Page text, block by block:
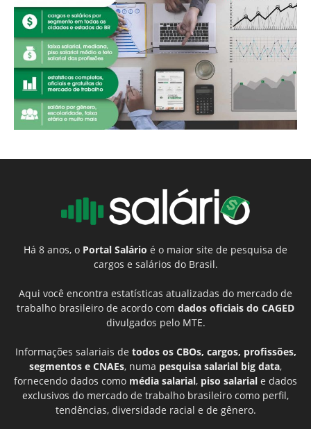
Há 8 anos, o Portal Salário é o maior site de pesquisa de
cargos e salários do Brasil.
Aqui você encontra estatísticas atualizadas do mercado de
trabalho brasileiro de acordo com dados oficiais do CAGED
divulgados pelo MTE.
Informações salariais de todos os CBOs, cargos, profissões,
segmentos e CNAEs, numa pesquisa salarial big data,
fornecendo dados como média salarial, piso salarial e dados
exclusivos do mercado de trabalho brasileiro como perfil,
tendências, diversidade racial e de gênero.